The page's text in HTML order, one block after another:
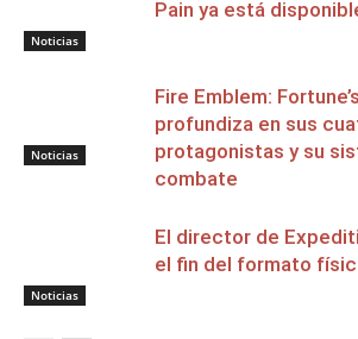
Noticias
Pain ya está
Noticias
Fire Emblem:
profundiza en sus
protagonistas y su
combate
Noticias
El director de
el fin del formato